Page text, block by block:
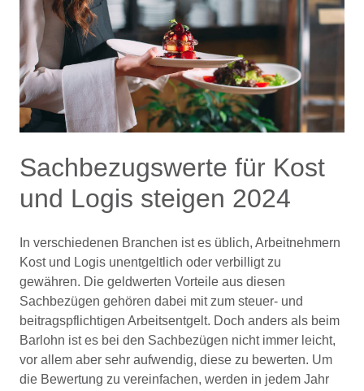
Sachbezugswerte für Kost
und Logis steigen 2024
In verschiedenen Branchen ist es üblich, Arbeitnehmern
Kost und Logis unentgeltlich oder verbilligt zu
gewähren. Die geldwerten Vorteile aus diesen
Sachbezügen gehören dabei mit zum steuer- und
beitragspflichtigen Arbeitsentgelt. Doch anders als beim
Barlohn ist es bei den Sachbezügen nicht immer leicht,
vor allem aber sehr aufwendig, diese zu bewerten. Um
die Bewertung zu vereinfachen, werden in jedem Jahr